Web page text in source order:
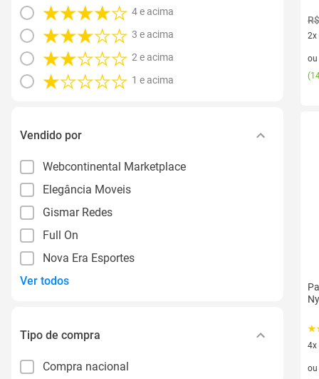
4 e acima
3 e acima
2 e acima
1 e acima
Vendido por
Webcontinental Marketplace
Elegância Moveis
Gismar Redes
Full On
Nova Era Esportes
Ver todos
Tipo de compra
Compra nacional
2x
2
ou
(
4x
4
ou